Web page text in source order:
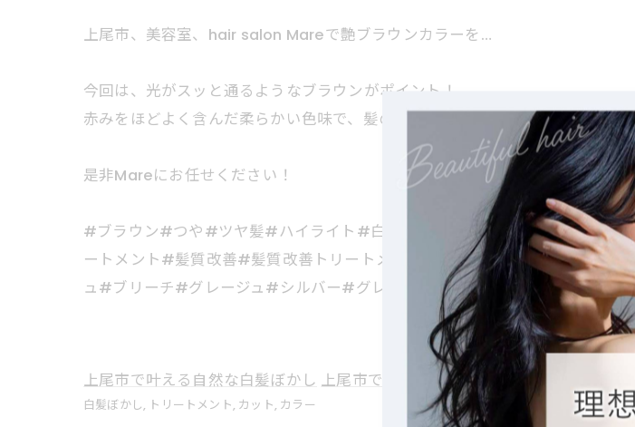
上尾市、美容室、hair salon Mareで艶ブラウンカラーを…
今回は、光がスッと通るようなブラウンがポイント！
赤みをほどよく含んだ柔らかい色味で、髪のツヤや質感がより美しく引き立つ
是非Mareにお任せください！
#ブラウン#つや#ツヤ髪#ハイライト#白髪ぼかし#白髪ぼかしハイライト
ートメント#髪質改善#髪質改善トリートメント#上尾市#上尾#白髪染め#
ュ#ブリーチ#グレージュ#シルバー#グレー
上尾市で叶える自然な白髪ぼかし 上尾市で提供するトリートメント
白髪ぼかし トリートメント カット カラー